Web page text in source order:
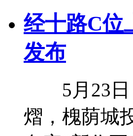
经十路C位
发布
5月23日
熠，槐荫城